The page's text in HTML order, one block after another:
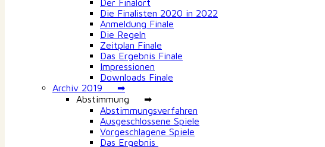
Der Finalort
Die Finalisten 2020 in 2022
Anmeldung Finale
Die Regeln
Zeitplan Finale
Das Ergebnis Finale
Impressionen
Downloads Finale
Archiv 2019 ➡
Abstimmung ➡
Abstimmungsverfahren
Ausgeschlossene Spiele
Vorgeschlagene Spiele
Das Ergebnis